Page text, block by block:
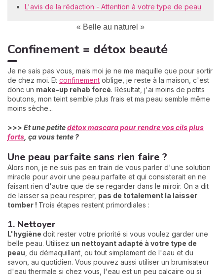
L'avis de la rédaction - Attention à votre type de peau
« Belle au naturel »
Confinement = détox beauté
Je ne sais pas vous, mais moi je ne me maquille que pour sortir
de chez moi. Et confinement oblige, je reste à la maison, c'est
donc un make-up rehab forcé. Résultat, j'ai moins de petits
boutons, mon teint semble plus frais et ma peau semble même
moins sèche...
>>> Et une petitedétox mascara pour rendre vos cils plus
forts , ça vous tente ?
Une peau parfaite sans rien faire ?
Alors non, je ne suis pas en train de vous parler d'une solution
miracle pour avoir une peau parfaite et qui consisterait en ne
faisant rien d'autre que de se regarder dans le miroir. On a dit
de laisser sa peau respirer, pas de totalement la laisser
tomber ! Trois étapes restent primordiales :
1. Nettoyer
L'hygiène doit rester votre priorité si vous voulez garder une
belle peau. Utilisez un nettoyant adapté à votre type de
peau , du démaquillant, ou tout simplement de l'eau et du
savon, au quotidien. Vous pouvez aussi utiliser un brumisateur
d'eau thermale si chez vous, l'eau est un peu calcaire ou si